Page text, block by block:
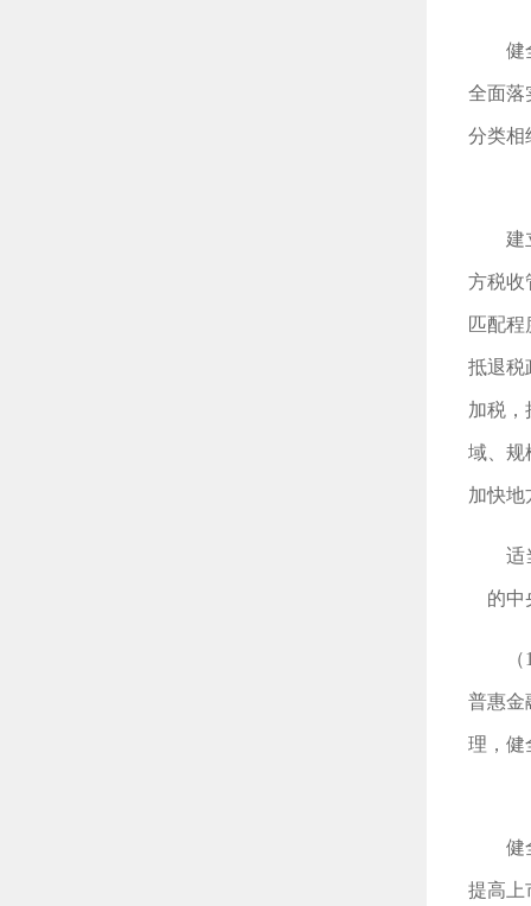
健
全面落
分类相
建
方税收
匹配
抵退税
加税，
域、规
加快地
适
的中
普惠金
理，健
健
提高上